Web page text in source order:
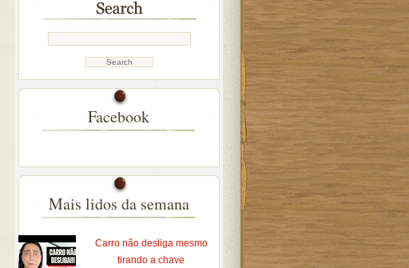
Facebook
Mais lidos da semana
Carro não desliga mesmo
tirando a chave